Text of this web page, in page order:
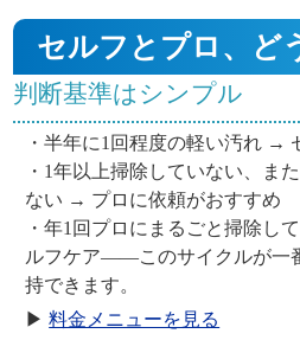
セルフとプロ、ど
判断基準はシンプル
・半年に1回程度の軽い汚れ →
・1年以上掃除していない、ま
ない → プロに依頼がおすすめ
・年1回プロにまるごと掃除し
ルフケア——このサイクルが一
持できます。
▶料金メニューを見る